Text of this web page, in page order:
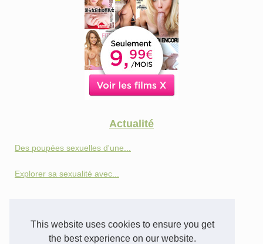
This website uses cookies to ensure you get
the best experience on our website.
Actualité
Des poupées sexuelles d'une...
Explorer sa sexualité avec...
Discuter, flirter et rêver...